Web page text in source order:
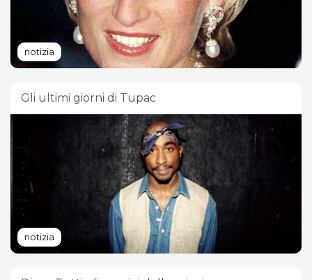
notizia
Gli ultimi giorni di Tupac
notizia